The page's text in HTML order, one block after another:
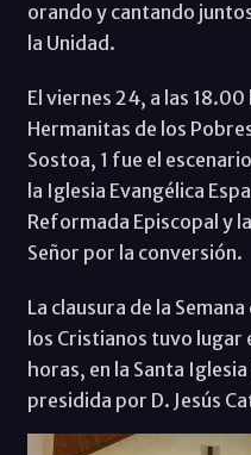
orando y cantando
la Unidad.
El viernes 24, a las
Hermanitas de los
Sostoa, 1 fue el
la Iglesia Evangélica
Reformada Episcopal y
Señor por la conversión.
La clausura de la
los Cristianos tuvo lugar
horas, en la Santa
presidida por D. Jesús